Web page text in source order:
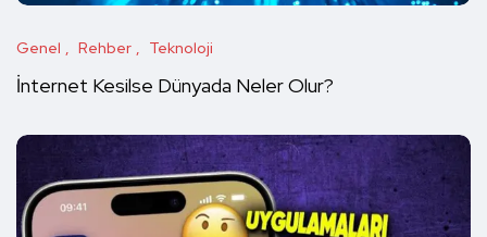
Genel Rehber Teknoloji
İnternet Kesilse Dünyada Neler Olur?